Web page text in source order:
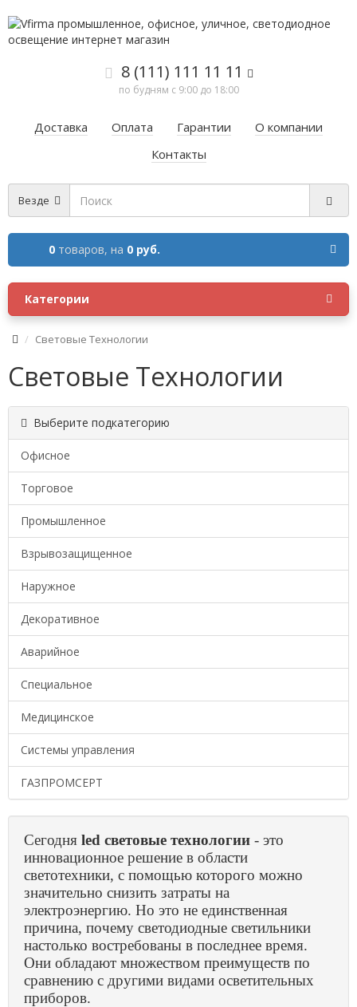
8 (111) 111 11 11
по будням с 9:00 до 18:00
Доставка Оплата Гарантии
О компании
Контакты
Везде
0 товаров, на 0 руб.
Категории
Световые Технологии
Световые Технологии
Выберите подкатегорию
Офисное
Торговое
Промышленное
Взрывозащищенное
Наружное
Декоративное
Аварийное
Специальное
Медицинское
Системы управления
ГАЗПРОМСЕРТ
Сегодня led световые технологии - это
инновационное решение в области
светотехники, с помощью которого можно
значительно снизить затраты на
электроэнергию. Но это не единственная
причина, почему светодиодные светильники
настолько востребованы в последнее время.
Они обладают множеством преимуществ по
сравнению с другими видами осветительных
приборов.